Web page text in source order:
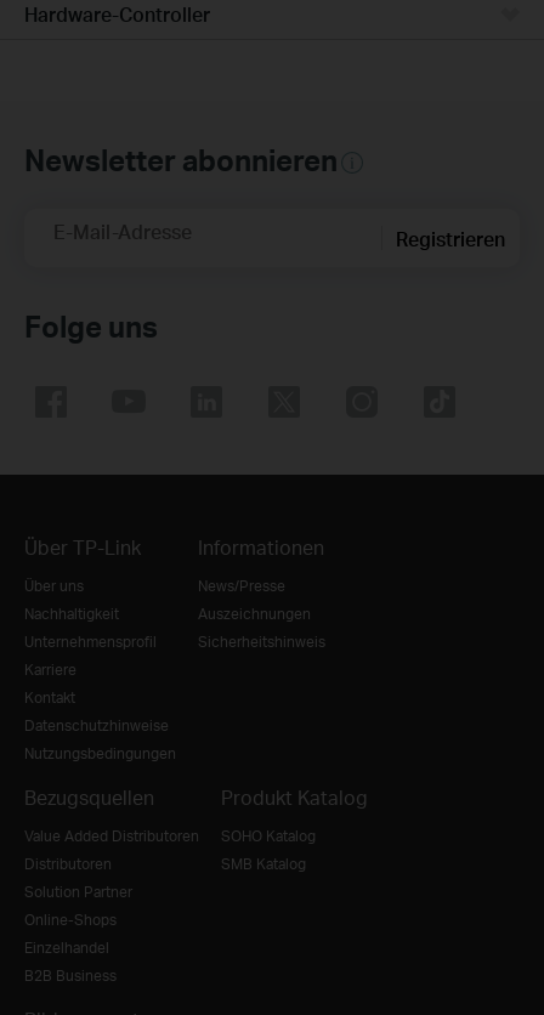
Hardware-Controller
Newsletter abonnieren
E-Mail-Adresse Registrieren
Folge uns
Über TP-Link
Über uns
Nachhaltigkeit
Unternehmensprofil
Karriere
Kontakt
Datenschutzhinweise
Nutzungsbedingungen
Informationen
News/Presse
Auszeichnungen
Sicherheitshinweis
Bezugsquellen
Value Added Distributoren
Distributoren
Solution Partner
Online-Shops
Einzelhandel
B2B Business
Produkt Katalog
SOHO Katalog
SMB Katalog